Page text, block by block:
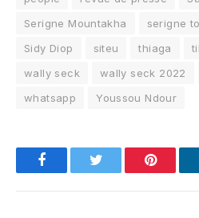
Serigne Mountakha
serigne
Sidy Diop
siteu thiaga
wally seck
wally seck 2022
whatsapp
Youssou Ndour
FacebookTwitter